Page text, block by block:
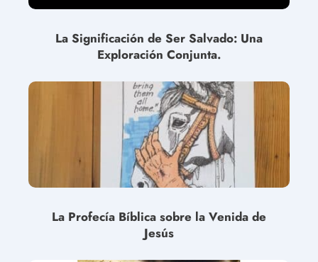
La Significación de Ser Salvado: Una
Exploración Conjunta.
La Profecía Bíblica sobre la Venida de
Jesús